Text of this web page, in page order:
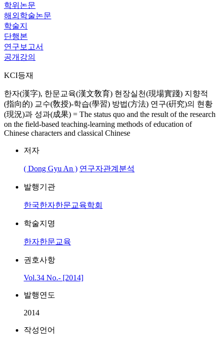
학위논문
해외학술논문
학술지
단행본
연구보고서
공개강의
KCI등재
한자(漢字), 한문교육(漢文敎育) 현장실천(現場實踐) 지향적
(指向的) 교수(敎授)-학습(學習) 방법(方法) 연구(硏究)의 현황
(現況)과 성과(成果) = The status quo and the result of the research
on the field-based teaching-learning methods of education of
Chinese characters and classical Chinese
저자
( Dong Gyu An ) 연구자관계분석
발행기관
한국한자한문교육학회
학술지명
한자한문교육
권호사항
Vol.34 No.- [2014]
발행연도
2014
작성언어